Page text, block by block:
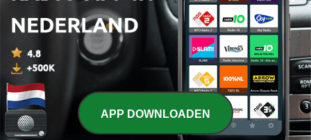
De bullbar, hoe zit dat nou echt?
26 mrt. 2026
67 - Ladingdiefstal met fake carriers
29 jan. 2026
66 - Luchtvracht? Zorg voor een erkenning!
APP DOWNLOADEN